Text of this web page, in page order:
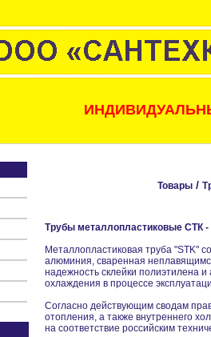
Товары /
Трубы металлопластиковые СТК
Металлопластиковая труба "STK"
алюминия, сваренная
надежность склейки полиэтилена
охлаждения в процессе
Согласно действующим сводам
отопления, а также внутреннего
на соответствие российским